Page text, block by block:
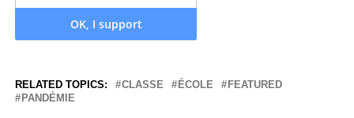
RELATED TOPICS: CLASSE ÉCOLE
FEATURED
PANDÉMIE